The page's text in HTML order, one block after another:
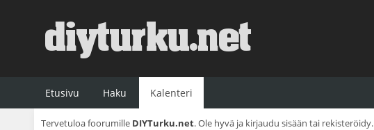
Etusivu Haku Kalenteri
Tervetuloa foorumille DIYTurku.net. Ole hyvä ja kirjaudu sisään tai rekisteröidy.